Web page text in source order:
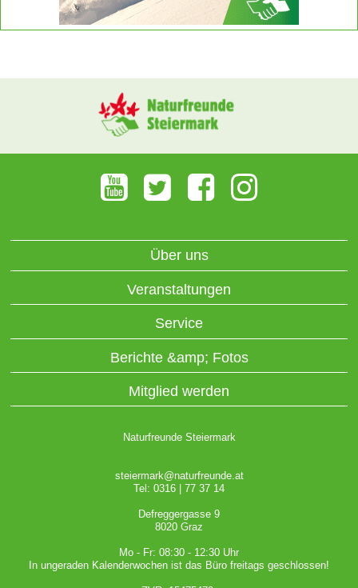
Über uns
Veranstaltungen
Service
Berichte &amp; Fotos
Mitglied werden
Naturfreunde Steiermark
steiermark@naturfreunde.at
Tel: 0316 | 77 37 14
Defreggergasse 9
8020 Graz
Mo - Fr: 08:30 - 12:30 Uhr
In ungeraden Kalenderwochen ist das Büro freitags geschlossen!